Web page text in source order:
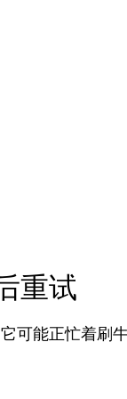
重试
可能正忙着刷